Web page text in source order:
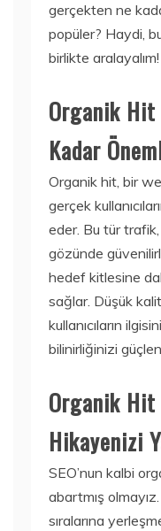
gerçekten ne
popüler? Haydi,
birlikte aralayalım!
Organik Hit
Kadar
Organik hit, bir
gerçek
eder. Bu tür
gözünde
hedef kitlesine
sağlar. Düşük
kullanıcıların
bilinirliğinizi
Organik Hit
Hikayenizi
SEO’nun kalbi
abartmış
sıralarına